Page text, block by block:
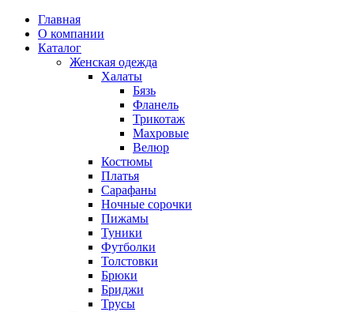
Главная
О компании
Каталог
Женская одежда
Халаты
Бязь
Фланель
Трикотаж
Махровые
Велюр
Костюмы
Платья
Сарафаны
Ночные сорочки
Пижамы
Туники
Футболки
Толстовки
Брюки
Бриджи
Трусы